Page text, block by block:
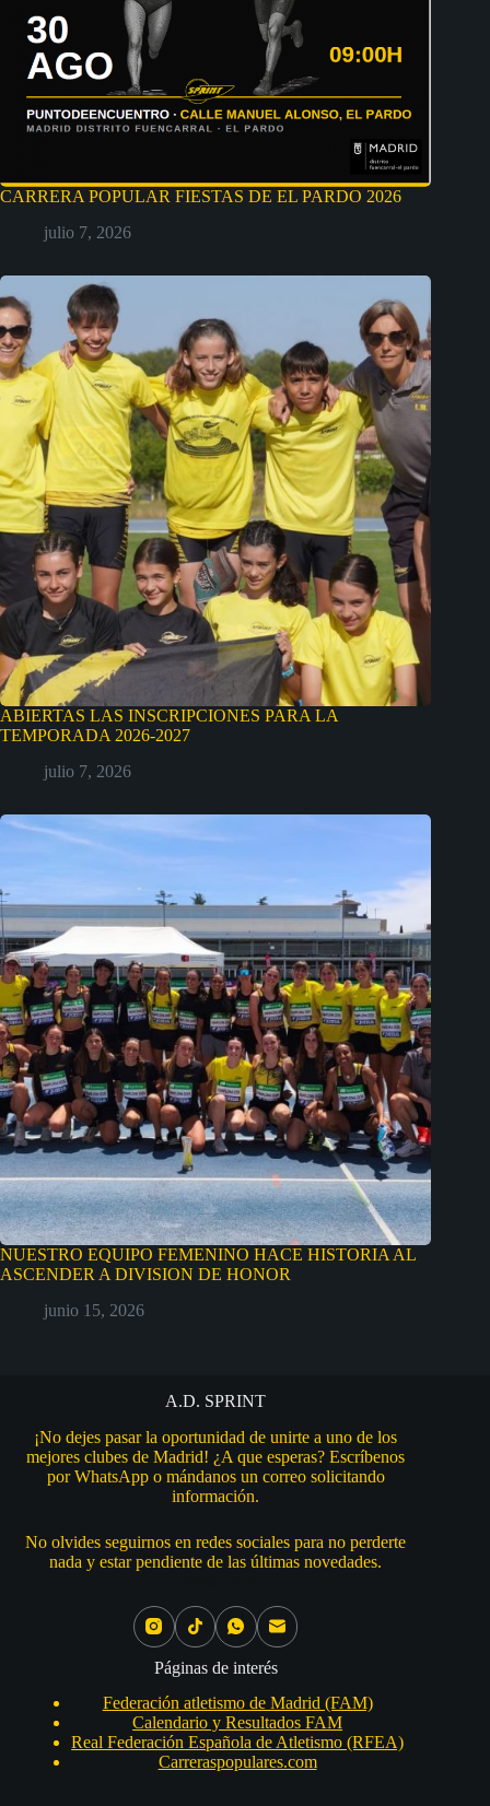
CARRERA POPULAR FIESTAS DE EL PARDO 2026
julio 7, 2026
ABIERTAS LAS INSCRIPCIONES PARA LA
TEMPORADA 2026-2027
julio 7, 2026
NUESTRO EQUIPO FEMENINO HACE HISTORIA AL
ASCENDER A DIVISION DE HONOR
junio 15, 2026
A.D. SPRINT
¡No dejes pasar la oportunidad de unirte a uno de los
mejores clubes de Madrid! ¿A que esperas? Escríbenos
por WhatsApp o mándanos un correo solicitando
información.
No olvides seguirnos en redes sociales para no perderte
nada y estar pendiente de las últimas novedades.
Páginas de interés
Federación atletismo de Madrid (FAM)
Calendario y Resultados FAM
Real Federación Española de Atletismo (RFEA)
Carreraspopulares.com